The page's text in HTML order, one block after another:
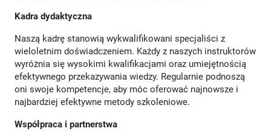
Kadra dydaktyczna
Naszą kadrę stanowią wykwalifikowani specjaliści z
wieloletnim doświadczeniem. Każdy z naszych instruktorów
wyróżnia się wysokimi kwalifikacjami oraz umiejętnością
efektywnego przekazywania wiedzy. Regularnie podnoszą
oni swoje kompetencje, aby móc oferować najnowsze i
najbardziej efektywne metody szkoleniowe.
Współpraca i partnerstwa